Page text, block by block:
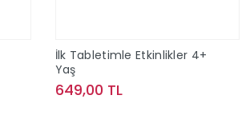
İlk Tabletimle Etkinlikler 4+
Yaş
649,00 TL